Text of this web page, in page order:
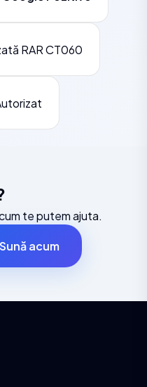
RAR CT060
te putem ajuta.
Sună acum